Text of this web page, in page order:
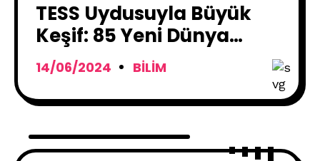
TESS Uydusuyla Büyük
Keşif: 85 Yeni Dünya
Benzeri Gezegen
14/06/2024 BILIM